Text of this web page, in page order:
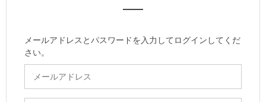
メールアドレスとパスワードを入力してログインしてくだ
さい。